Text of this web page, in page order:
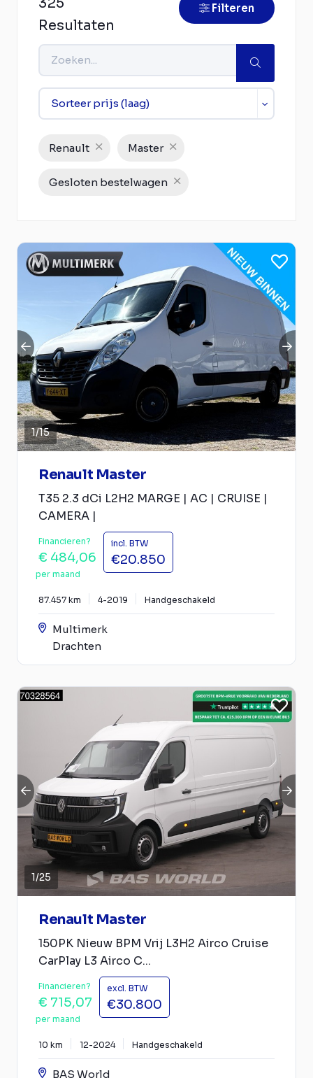
Resultaten
Filteren
Renault Master
Gesloten bestelwagen
1/15
Renault Master
T35 2.3 dCi L2H2 MARGE | AC | CRUISE |
CAMERA |
Financieren?
€ 484,06
per maand
incl. BTW
€20.850
87.457 km 4-2019 Handgeschakeld
Multimerk
Drachten
1/25
Renault Master
150PK Nieuw BPM Vrij L3H2 Airco Cruise
CarPlay L3 Airco C...
Financieren?
€ 715,07
per maand
excl. BTW
€30.800
10 km 12-2024 Handgeschakeld
BAS World